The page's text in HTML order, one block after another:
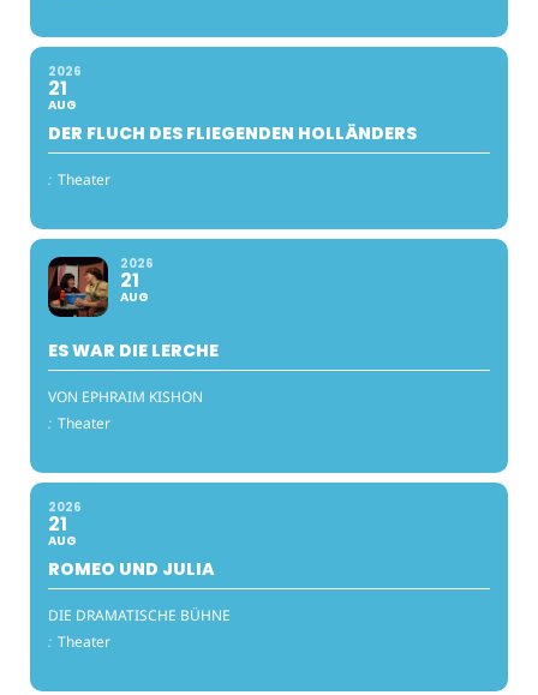
2026
21
AUG
DER FLUCH DES FLIEGENDEN HOLLÄNDERS
: Theater
2026
21
AUG
ES WAR DIE LERCHE
VON EPHRAIM KISHON
: Theater
2026
21
AUG
ROMEO UND JULIA
DIE DRAMATISCHE BÜHNE
: Theater